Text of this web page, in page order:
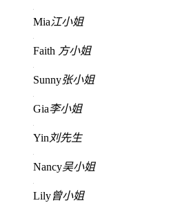
Mia江小姐
Faith 方小姐
Sunny张小姐
Gia李小姐
Yin刘先生
Nancy吴小姐
Lily曾小姐